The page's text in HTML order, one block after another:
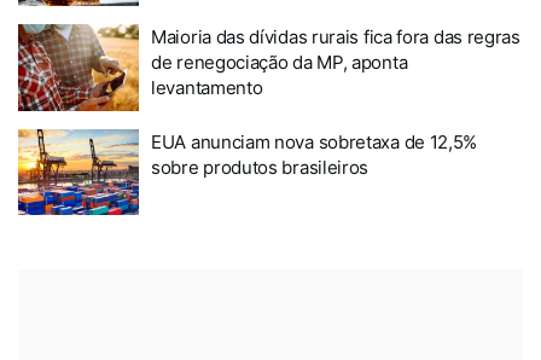
Maioria das dívidas rurais fica fora das regras
de renegociação da MP, aponta
levantamento
EUA anunciam nova sobretaxa de 12,5%
sobre produtos brasileiros